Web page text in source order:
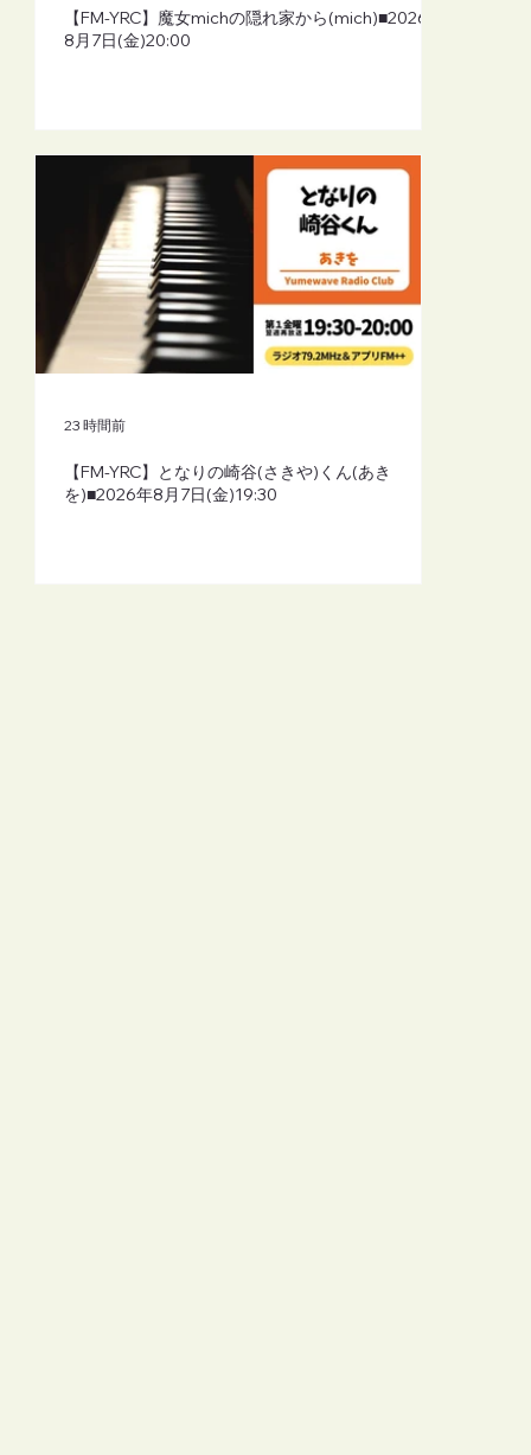
【FM-YRC】魔女michの隠れ家から(mich)■2026年
8月7日(金)20:00
【FM-YRC】となりの崎谷(さきや)くん(あき
を)■2026年8月7日(金)19:30
23 時間前